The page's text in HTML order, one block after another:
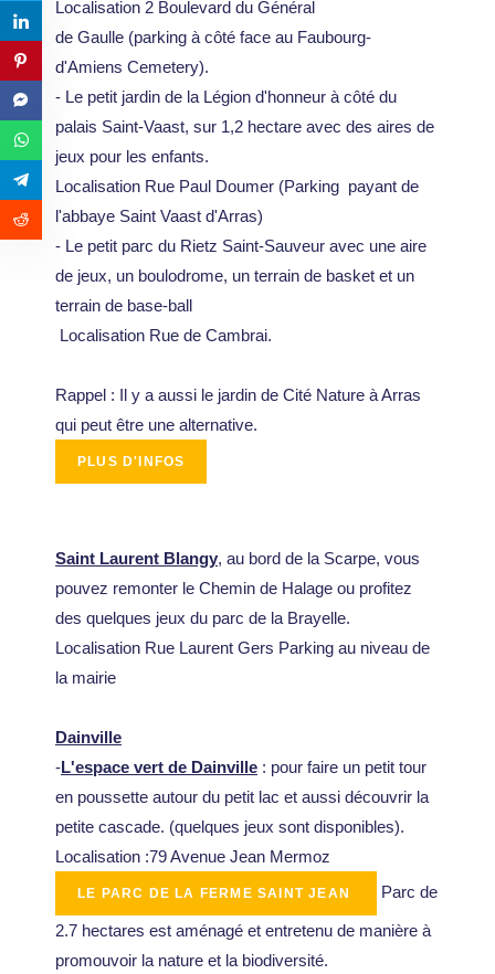
Localisation 2 Boulevard du Général
de Gaulle (parking à côté face au Faubourg-
d'Amiens Cemetery).
- Le petit jardin de la Légion d'honneur à côté du
palais Saint-Vaast, sur 1,2 hectare avec des aires de
jeux pour les enfants.
Localisation Rue Paul Doumer (Parking payant de
l'abbaye Saint Vaast d'Arras)
- Le petit parc du Rietz Saint-Sauveur avec une aire
de jeux, un boulodrome, un terrain de basket et un
terrain de base-ball
Localisation Rue de Cambrai.
Rappel : Il y a aussi le jardin de Cité Nature à Arras
qui peut être une alternative.
Saint Laurent Blangy, au bord de la Scarpe, vous
pouvez remonter le Chemin de Halage ou profitez
des quelques jeux du parc de la Brayelle.
Localisation Rue Laurent Gers Parking au niveau de
la mairie
Dainville
-L'espace vert de Dainville : pour faire un petit tour
en poussette autour du petit lac et aussi découvrir la
petite cascade. (quelques jeux sont disponibles).
Localisation :79 Avenue Jean Mermoz
Parc de
2.7 hectares est aménagé et entretenu de manière à
promouvoir la nature et la biodiversité.